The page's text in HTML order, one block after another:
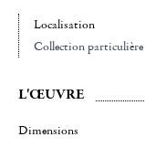
Localisation
Collection particulière
L'ŒUVRE
Dimensions